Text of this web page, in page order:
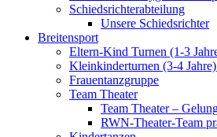
Schiedsrichterabteilung
Unsere Schiedsrichter
Breitensport
Eltern-Kind Turnen (1-3
Kleinkinderturnen (3-4
Frauentanzgruppe
Team Theater
Team Theater –
RWN-Theater-Team